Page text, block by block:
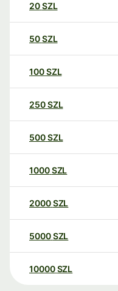
20SZL
50SZL
100SZL
250SZL
500SZL
1000SZL
2000SZL
5000SZL
10000 SZL